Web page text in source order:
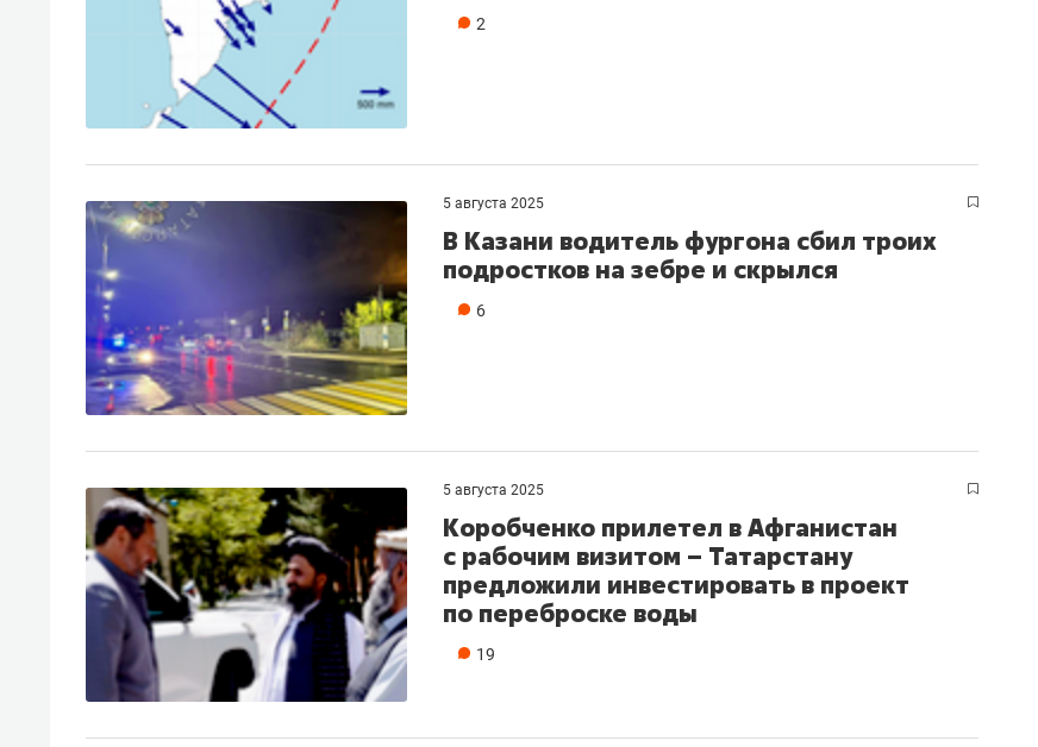
2
5 августа 2025
В Казани водитель фургона сбил троих
подростков на зебре и скрылся
6
5 августа 2025
Коробченко прилетел в Афганистан
с рабочим визитом – Татарстану
предложили инвестировать в проект
по переброске воды
19
Рекомендуем
Как ГК «МИР ГРУПП» и ВТБ
создают оазис жилого
комфорта под Казанью
Рекомендуем